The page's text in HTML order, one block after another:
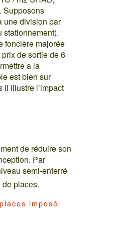
Supposons
une division par
stationnement).
foncière majorée
de sortie de 6
a la
est bien sur
il illustre l’impact
de réduire son
Par
semi-enterré
places.
imposé